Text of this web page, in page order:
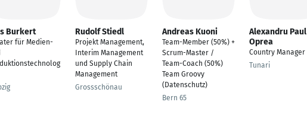
Burkert
für Medien-
Rudolf Stiedl
Projekt Management,
Interim Management
und Supply Chain
Management
Grossschönau
Andreas Kuoni
Team-Member (50%) +
Scrum-Master /
Team-Coach (50%)
Team Groovy
(Datenschutz)
Bern 65
Alexandru Paul
Oprea
Country Manager
Tunari